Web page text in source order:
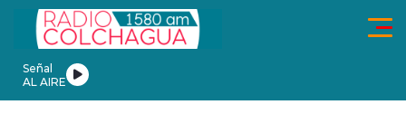
Click acá para ir directamente al contenido
Señal
AL AIRE